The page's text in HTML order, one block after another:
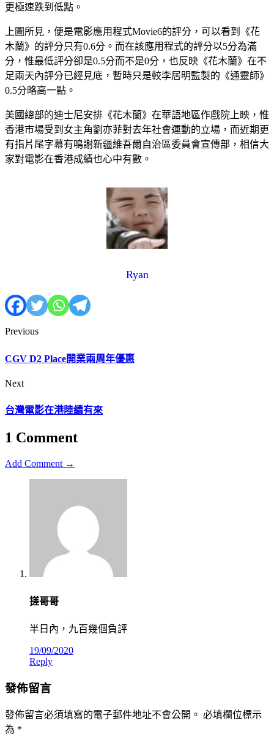
更極速跌到低點。
上圖所見，便是電影應用程式Movie6的評分，可以看到《花
木蘭》的評分只有0.6分。而在該應用程式的評分以5分為滿
分，惟最低評分卻是0.5分而不是0分，也反映《花木蘭》在不
足兩天內評分已經見底，暫時只是較李居明監製的《通靈師》
0.5分略高一點。
美國總部的迪士尼安排《花木蘭》在華語地區作戲院上映，惟
香港市場受到女主角劉亦菲對去年社會運動的立場，而近期更
有指片尾字幕有鳴謝新疆維吾爾自治區委員會宣傳部，相信大
家對電影在香港成績也心中有數。
Ryan
Previous
CGV D2 Place開業兩周年優惠
Next
台灣電影在港陸續有來
1 Comment
Add Comment →
搓哥哥
半日內，九百幾個負評
19/09/2020
Reply
發佈留言
發佈留言必須填寫的電子郵件地址不會公開。 必填欄位標示
為 *